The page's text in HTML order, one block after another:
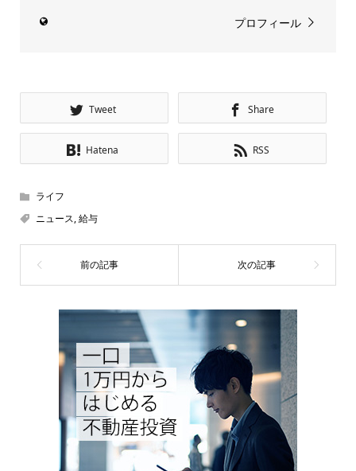
プロフィール
Tweet Share
Hatena RSS
ライフ
ニュース,給与